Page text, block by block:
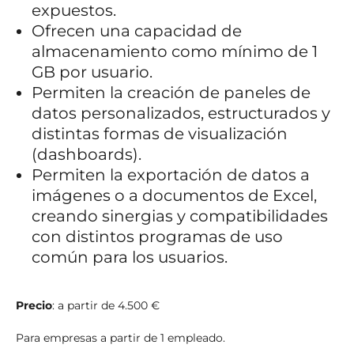
expuestos.
Ofrecen una capacidad de
almacenamiento como mínimo de 1
GB por usuario.
Permiten la creación de paneles de
datos personalizados, estructurados y
distintas formas de visualización
(dashboards).
Permiten la exportación de datos a
imágenes o a documentos de Excel,
creando sinergias y compatibilidades
con distintos programas de uso
común para los usuarios.
Precio: a partir de 4.500 €
Para empresas a partir de 1 empleado.